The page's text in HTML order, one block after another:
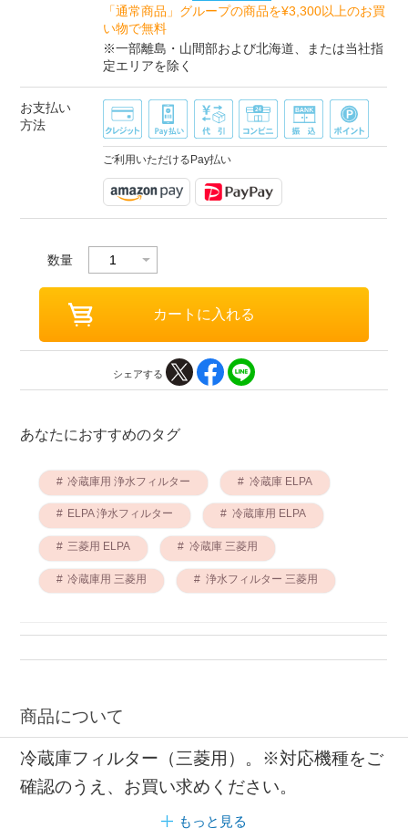
「通常商品」グループの商品を¥3,300以上のお買
い物で無料
※一部離島・山間部および北海道、または当社指
定エリアを除く
お支払い
方法
ご利用いただけるPay払い
数量
シェアする
あなたにおすすめのタグ
冷蔵庫用 浄水フィルター 冷蔵庫 ELPA
ELPA 浄水フィルター 冷蔵庫用 ELPA
三菱用 ELPA 冷蔵庫 三菱用
冷蔵庫用 三菱用 浄水フィルター 三菱用
商品について
冷蔵庫フィルター（三菱用）。※対応機種をご
確認のうえ、お買い求めください。
もっと見る